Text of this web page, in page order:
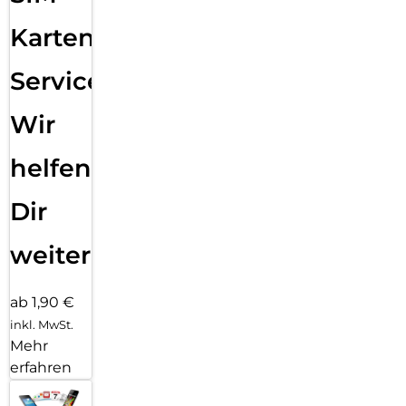
Karten
Service:
Wir
helfen
Dir
weiter
ab 1,90 €
inkl. MwSt.
Mehr
erfahren